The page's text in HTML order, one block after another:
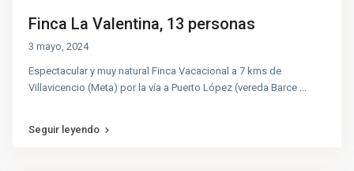
Finca La Valentina, 13 personas
3 mayo, 2024
Espectacular y muy natural Finca Vacacional a 7 kms de
Villavicencio (Meta) por la vía a Puerto López (vereda Barce ...
Seguir leyendo